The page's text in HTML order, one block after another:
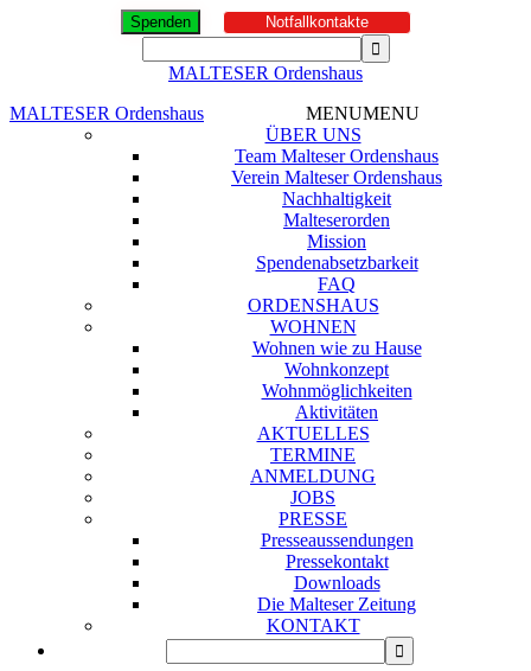
Spenden Notfallkontakte
MALTESER Ordenshaus
MALTESER Ordenshaus
MENUMENU
ÜBER UNS
Team Malteser Ordenshaus
Verein Malteser Ordenshaus
Nachhaltigkeit
Malteserorden
Mission
Spendenabsetzbarkeit
FAQ
ORDENSHAUS
WOHNEN
Wohnen wie zu Hause
Wohnkonzept
Wohnmöglichkeiten
Aktivitäten
AKTUELLES
TERMINE
ANMELDUNG
JOBS
PRESSE
Presseaussendungen
Pressekontakt
Downloads
Die Malteser Zeitung
KONTAKT